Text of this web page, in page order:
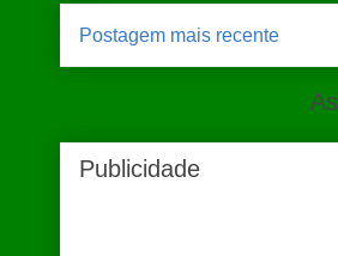
Postagem mais recente
Publicidade